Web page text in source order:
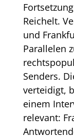
Reichelt.
und
Parallelen
Senders.
verteidigt,
einem
relevant: